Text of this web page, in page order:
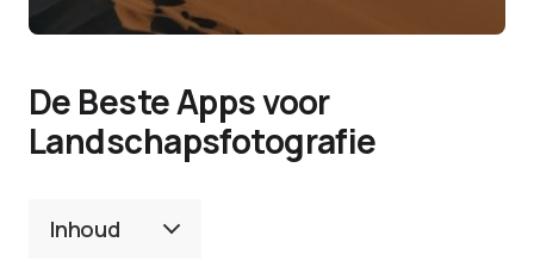
De Beste Apps voor
Landschapsfotografie
Inhoud